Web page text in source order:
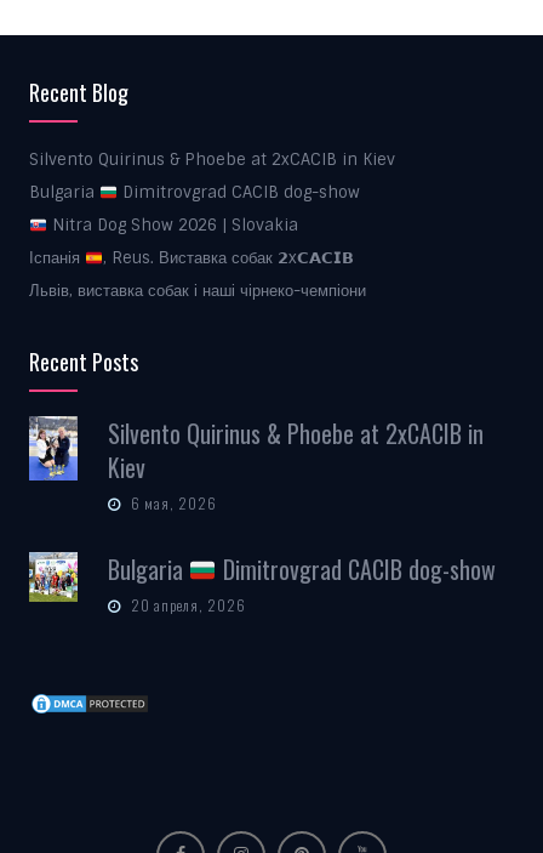
Recent Blog
Silvento Quirinus & Phoebe at 2xCACIB in Kiev
Bulgaria
Dimitrovgrad CACIB dog-show
Nitra Dog Show 2026 | Slovakia
Іспанія
, Reus. Виставка собак 𝟮x𝗖𝗔𝗖𝗜𝗕
Львів, виставка собак і наші чірнеко-чемпіони
Recent Posts
Silvento Quirinus & Phoebe at 2xCACIB in
Kiev
6 мая, 2026
Bulgaria Dimitrovgrad CACIB dog-show
20 апреля, 2026